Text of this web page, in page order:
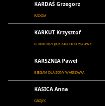
KARDAŚ Grzegorz
RADOM
KARKUT Krzysztof
RITKIKITKIZOJKIISZARLOTKI PUŁAWY
KARSZNIA Paweł
BIEGAM DLA ŻONY WARSZAWA
KASICA Anna
GRÓJEC